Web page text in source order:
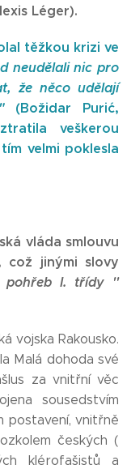
Léger).
těžkou krizi ve
neudělali nic pro
že něco udělají
(Božidar Purić,
veškerou
velmi poklesla
vláda smlouvu
což jinými slovy
pohřeb I. třídy ''
vojska Rakousko.
Malá dohoda své
za vnitřní věc
sousedstvím
postavení, vnitřně
českých (
klérofašistů a